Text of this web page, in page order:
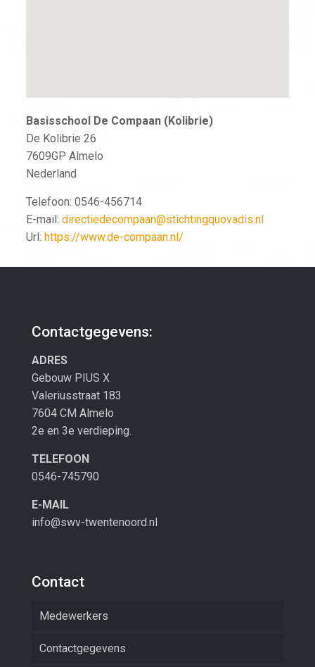
Basisschool De Compaan (Kolibrie)
De Kolibrie 26
7609GP Almelo
Nederland
Telefoon: 0546-456714
E-mail: directiedecompaan@stichtingquovadis.nl
Url: https://www.de-compaan.nl/
Contactgegevens:
ADRES
Gebouw PIUS X
Valeriusstraat 183
7604 CM Almelo
2e en 3e verdieping.
TELEFOON
0546-745790
E-MAIL
info@swv-twentenoord.nl
Contact
Medewerkers
Contactgegevens